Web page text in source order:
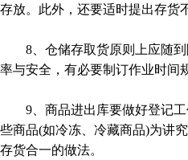
存放。此外，还要适时提出存货
8、仓储存取货原则上应随到
率与安全，有必要制订作业时间
9、商品进出库要做好登记工
些商品(如冷冻、冷藏商品)为讲
存货合一的做法。